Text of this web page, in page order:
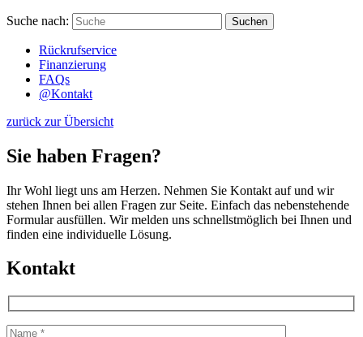
Suche nach: Suchen
Rückrufservice
Finanzierung
FAQs
@Kontakt
zurück zur Übersicht
Sie haben Fragen?
Ihr Wohl liegt uns am Herzen. Nehmen Sie Kontakt auf und wir
stehen Ihnen bei allen Fragen zur Seite. Einfach das nebenstehende
Formular ausfüllen. Wir melden uns schnellstmöglich bei Ihnen und
finden eine individuelle Lösung.
Kontakt